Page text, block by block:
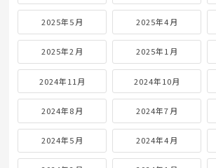
2025年5月 2025年4月
2025年2月 2025年1月
2024年11月 2024年10月
2024年8月 2024年7月
2024年5月 2024年4月